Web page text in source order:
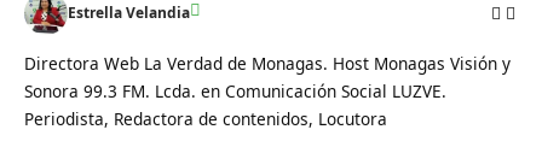
Estrella Velandia
Directora Web La Verdad de Monagas. Host Monagas Visión y
Sonora 99.3 FM. Lcda. en Comunicación Social LUZVE.
Periodista, Redactora de contenidos, Locutora